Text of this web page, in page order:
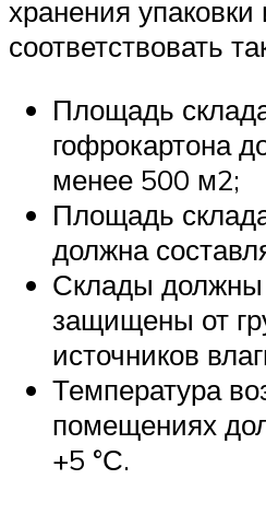
хранения
соответствовать
Площадь
гофрокартона
менее 500 м2;
Площадь
должна
Склады
защищены от
источников
Температура
помещениях
+5 °С.